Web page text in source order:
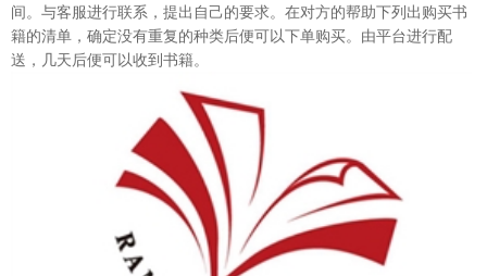
间。与客服进行联系，提出自己的要求。在对方的帮助下列出购买书
籍的清单，确定没有重复的种类后便可以下单购买。由平台进行配
送，几天后便可以收到书籍。